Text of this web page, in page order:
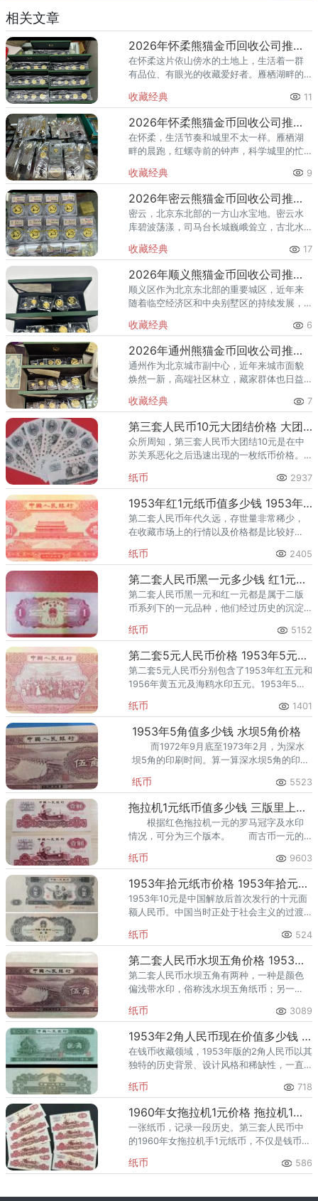
相关文章
2026年怀柔熊猫金币回收公司推荐 怀柔回收熊猫金币渠道
在怀柔这片依山傍水的土地上，生活着一群
有品位、有眼光的收藏爱好者。雁栖湖畔的
红螺寺的香火绵延不绝——怀柔的藏家群体
也在悄然壮大。熊猫金币，作为
收藏经典 11
2026年怀柔熊猫金币回收公司推荐 怀柔哪里回收熊猫金币
在怀柔，生活节奏和城里不太一样。雁栖湖
畔的晨跑，红螺寺前的钟声，科学城里的忙
值。熊猫金币作为兼具投资与收藏属性的热
门品种，在怀柔的藏家圈子里一
收藏经典 9
2026年密云熊猫金币回收公司推荐 密云回收熊猫金币正规渠道
密云，北京东北部的一方山水宝地。密云水
库碧波荡漾，司马台长城巍峨耸立，古北水
的土地上，越来越多的人开始关注钱币收
藏，熊猫金币凭借其国家法定货币
收藏经典 17
2026年顺义熊猫金币回收公司推荐 顺义回收熊猫金币渠道
顺义区作为北京东北部的重要城区，近年来
随着临空经济区和中央别墅区的持续发展，
量也在稳步增长。然而，不少顺义藏家在考
虑出手熊猫金币时，总会遇到一
收藏经典 6
2026年通州熊猫金币回收公司推荐 通州出手熊猫金币藏家该选哪家？
通州作为北京城市副中心，近年来城市面貌
焕然一新，高端社区林立，藏家群体也日益
爱琴海购物公园，从行政办公区到运河商务
区，关注钱币收藏的人越来越多
收藏经典 7
第三套人民币10元大团结价格 大团结十元人民币单张价格表
众所周知，第三套人民币大团结10元是在中
苏关系恶化之后迅速出现的一枚纸币价格。
纸币 2937
1953年红1元纸币值多少钱 1953年1元人民币价格现在价值多少
第二套人民币年代久远，存世量非常稀少，
在收藏市场上的行情以及价格都是比较好
行流通，到1969年10月20日停止流通。
纸币 2405
第二套人民币黑一元多少钱 红1元回收价格表
第二套人民币黑一元和红一元都是属于二版
币系列下的一元品种，他们经过历史的沉淀
涨。冠号由三个罗马数字组成，七位流水号
码。
纸币 5152
第二套5元人民币价格 1953年5元人民币价格
第二套5元人民币分别包含了1953年红五元和
1956年黄五元及海鸥水印五元。1953年5元
退出流通市场，他们的收藏价值也就更加具
有意义。
纸币 1401
1953年5角值多少钱 水坝5角价格
而1972年9月底至1973年2月，为深水
坝5角的印刷时间。算一算深水坝5角的印刷
的冠号有28个，补号1个。
纸币 5523
拖拉机1元纸币值多少钱 三版里上涨潜力最大的品种
根据红色拖拉机一元的罗马冠字及水印
情况，可分为三个版本。 而古币一元的
吹出来的，是经过市场检验的少。
纸币 9603
1953年拾元纸市价格 1953年拾元纸市最新价格
1953年10元是中国解放后首次发行的十元面
额人民币。中国当时正处于社会主义的过渡
展，商品经济也不断地发展，它的发行一方
面是在第一套人民币的基
纸币 524
第二套人民币水坝五角价格 1953年水坝5角市场行情
第二套人民币水坝五角有两种，一种是颜色
偏浅带水印，俗称浅水坝五角纸币；另一
作为新中国的第一版五角纸币，在当时来说
属于大面值辅币，水坝五角一直采
纸币 3089
1953年2角人民币现在价值多少钱 2角火车头多少钱
在钱币收藏领域，1953年版的2角人民币以其
独特的历史背景、设计风格和稀缺性，一直
移，这张纸币的价值也在不断攀升。那么，
1953年2角人民币现
纸币 718
1960年女拖拉机1元价格 拖拉机1元最新价格
一张纸币，记录一段历史。第三套人民币中
的1960年女拖拉机手1元纸币，不仅是钱币收
忆。这款被称为“拖拉机一元”的纸币，自
纸币 586